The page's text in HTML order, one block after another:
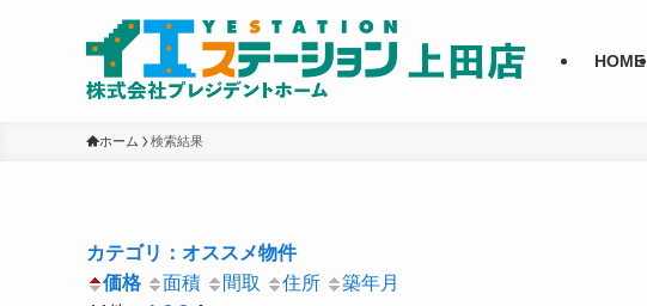
HOME
ホーム 検索結果
カテゴリ：オススメ物件
価格
面積 間取 住所
築年月